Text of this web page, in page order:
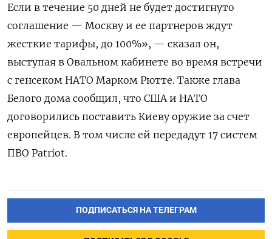
Если в течение 50 дней не будет достигнуто
соглашение — Москву и ее партнеров ждут
жесткие тарифы, до 100%», — сказал он,
выступая в Овальном кабинете во время встречи
с генсеком НАТО Марком Рютте. Также глава
Белого дома сообщил, что США и НАТО
договорились поставить Киеву оружие за счет
европейцев. В том числе ей передадут 17 систем
ПВО Patriot.
ПОДПИСАТЬСЯ НА ТЕЛЕГРАМ